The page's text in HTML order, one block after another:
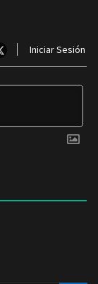
Iniciar Sesión